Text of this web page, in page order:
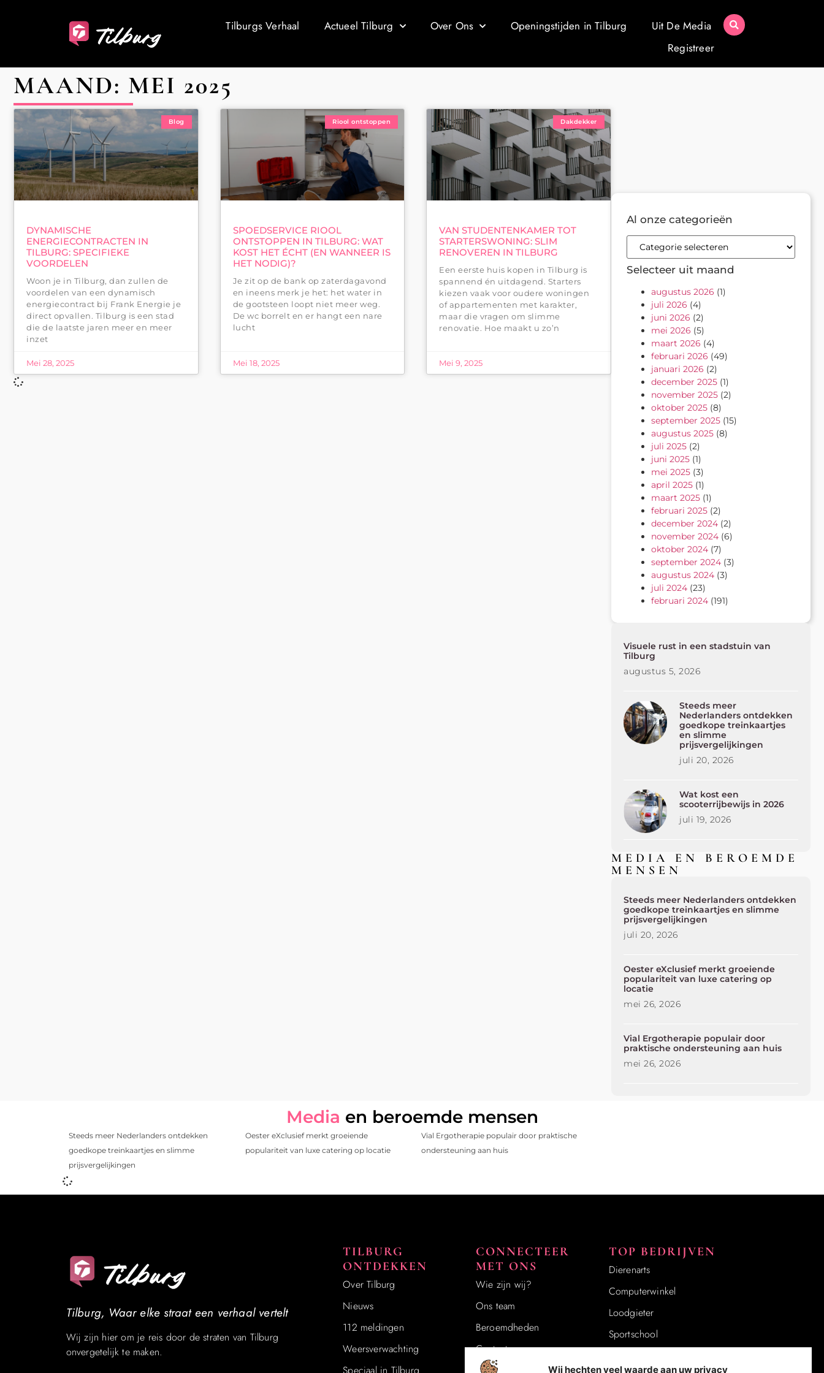
Wij hechten veel waarde aan uw privacy
Tilburgs Verhaal Actueel Tilburg Over Ons Openingstijden in Tilburg
Uit De Media
Registreer
MAAND: MEI 2025
Blog
DYNAMISCHE
ENERGIECONTRACTEN IN
TILBURG: SPECIFIEKE
VOORDELEN
Woon je in Tilburg, dan zullen de
voordelen van een dynamisch
energiecontract bij Frank Energie je
direct opvallen. Tilburg is een stad
die de laatste jaren meer en meer
inzet
Mei 28, 2025
Riool ontstoppen
SPOEDSERVICE RIOOL
ONTSTOPPEN IN TILBURG: WAT
KOST HET ÉCHT (EN WANNEER IS
HET NODIG)?
Je zit op de bank op zaterdagavond
en ineens merk je het: het water in
de gootsteen loopt niet meer weg.
De wc borrelt en er hangt een nare
lucht
Mei 18, 2025
Dakdekker
VAN STUDENTENKAMER TOT
STARTERSWONING: SLIM
RENOVEREN IN TILBURG
Een eerste huis kopen in Tilburg is
spannend én uitdagend. Starters
kiezen vaak voor oudere woningen
of appartementen met karakter,
maar die vragen om slimme
renovatie. Hoe maakt u zo’n
Mei 9, 2025
Al onze categorieën
Selecteer uit maand
augustus 2026 (1)
juli 2026 (4)
juni 2026 (2)
mei 2026 (5)
maart 2026 (4)
februari 2026 (49)
januari 2026 (2)
december 2025 (1)
november 2025 (2)
oktober 2025 (8)
september 2025 (15)
augustus 2025 (8)
juli 2025 (2)
juni 2025 (1)
mei 2025 (3)
april 2025 (1)
maart 2025 (1)
februari 2025 (2)
december 2024 (2)
november 2024 (6)
oktober 2024 (7)
september 2024 (3)
augustus 2024 (3)
juli 2024 (23)
februari 2024 (191)
Visuele rust in een stadstuin van
Tilburg
augustus 5, 2026
Steeds meer
Nederlanders ontdekken
goedkope treinkaartjes
en slimme
prijsvergelijkingen
juli 20, 2026
Wat kost een
scooterrijbewijs in 2026
juli 19, 2026
MEDIA EN BEROEMDE
MENSEN
Steeds meer Nederlanders ontdekken
goedkope treinkaartjes en slimme
prijsvergelijkingen
juli 20, 2026
Oester eXclusief merkt groeiende
populariteit van luxe catering op
locatie
mei 26, 2026
Vial Ergotherapie populair door
praktische ondersteuning aan huis
mei 26, 2026
Media en beroemde mensen
Steeds meer Nederlanders ontdekken
goedkope treinkaartjes en slimme
prijsvergelijkingen
Oester eXclusief merkt groeiende
populariteit van luxe catering op locatie
Vial Ergotherapie populair door praktische
ondersteuning aan huis
TILBURG
ONTDEKKEN
Over Tilburg
Nieuws
112 meldingen
Weersverwachting
Speciaal in Tilburg
CONNECTEER
MET ONS
Wie zijn wij?
Ons team
Beroemdheden​
Contact
Registreer
TOP BEDRIJVEN
Dierenarts
Computerwinkel
Loodgieter
Sportschool
Tilburg, Waar elke straat een verhaal vertelt
Wij zijn hier om je reis door de straten van Tilburg
onvergetelijk te maken.